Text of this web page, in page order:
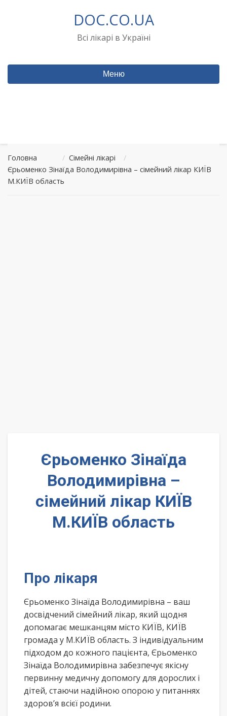
DOC.CO.UA
Всі лікарі в Україні
Меню
Головна / Сімейні лікарі
/
Єрьоменко Зінаїда Володимирівна – сімейний лікар КИЇВ
М.КИЇВ область
Єрьоменко Зінаїда
Володимирівна –
сімейний лікар КИЇВ
М.КИЇВ область
Про лікаря
Єрьоменко Зінаїда Володимирівна – ваш
досвідчений сімейний лікар, який щодня
допомагає мешканцям місто КИЇВ, КИЇВ
громада у М.КИЇВ область. З індивідуальним
підходом до кожного пацієнта, Єрьоменко
Зінаїда Володимирівна забезпечує якісну
первинну медичну допомогу для дорослих і
дітей, стаючи надійною опорою у питаннях
здоров’я всієї родини.